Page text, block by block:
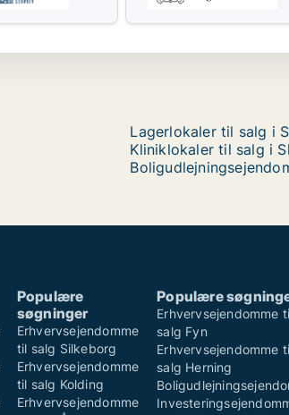
Lagerlokaler til salg i
Kliniklokaler til salg i
Populære
søgninger
Erhvervsejendomme
til salg Silkeborg
Erhvervsejendomme
til salg Kolding
Erhvervsejendomme
Populære
Erhvervsejendomme
salg Fyn
Erhvervsejendomme
salg Herning